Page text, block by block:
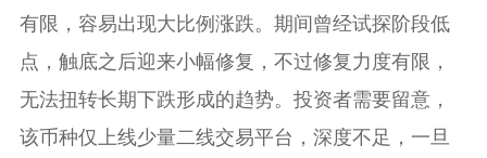
有限，容易出现大比例涨跌。期间曾经试探阶段低
点，触底之后迎来小幅修复，不过修复力度有限，
无法扭转长期下跌形成的趋势。投资者需要留意，
该币种仅上线少量二线交易平台，深度不足，一旦